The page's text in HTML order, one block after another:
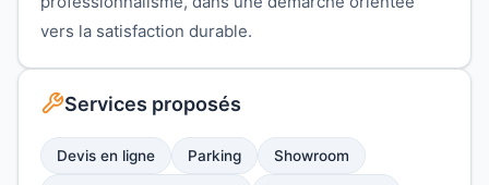
vers la satisfaction durable.
Services proposés
Devis en ligne Parking Showroom